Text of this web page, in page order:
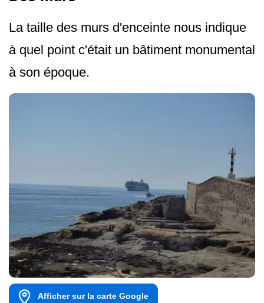
La taille des murs d'enceinte nous indique
à quel point c'était un bâtiment monumental
à son époque.
Afficher sur la carte Google